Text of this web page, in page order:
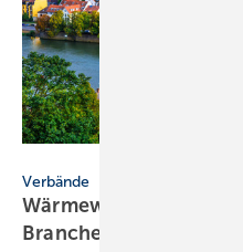
Verbände
Wärmewende,
Bran­che